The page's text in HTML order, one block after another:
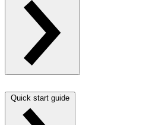
Quick start guide